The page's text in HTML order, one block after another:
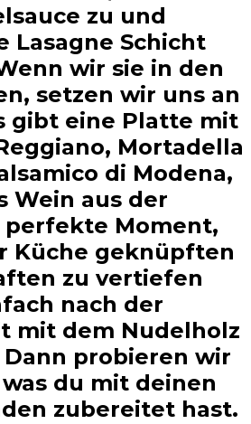
zu und
Lasagne Schicht
wir sie in den
setzen wir uns an
gibt eine Platte mit
Mortadella
di Modena,
Wein aus der
perfekte Moment,
Küche geknüpften
zu vertiefen
nach der
mit dem Nudelholz
probieren wir
du mit deinen
zubereitet hast.